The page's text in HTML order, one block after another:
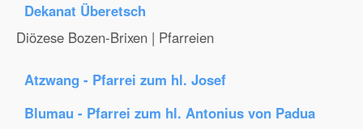
Dekanat Überetsch
Diözese Bozen-Brixen | Pfarreien
Atzwang - Pfarrei zum hl. Josef
Blumau - Pfarrei zum hl. Antonius von Padua